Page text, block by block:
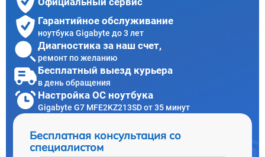
Гарантийное обслуживание
ноутбука Gigabyte до 3 лет
Диагностика за наш счет,
ремонт по желанию
Бесплатный выезд курьера
в день обращения
Настройка ОС ноутбука
Gigabyte G7 MFE2KZ213SD от 35 минут
Бесплатная консультация со
специалистом